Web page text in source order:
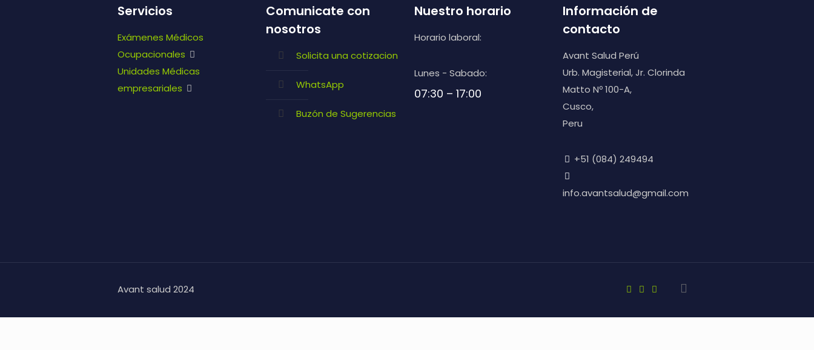
Servicios
Exámenes Médicos
Ocupacionales
Unidades Médicas
empresariales
Comunicate con
nosotros
Solicita una cotizacion
WhatsApp
Buzón de Sugerencias
Nuestro horario
Horario laboral:
Lunes - Sabado:
07:30 – 17:00
Información de
contacto
Avant Salud Perú
Urb. Magisterial, Jr. Clorinda
Matto Nº 100-A,
Cusco,
Peru
+51 (084) 249494
info.avantsalud@gmail.com
Avant salud 2024